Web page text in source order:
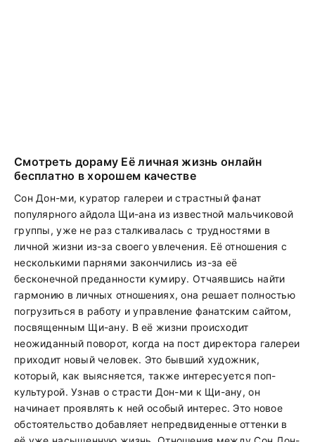
Смотреть дораму Её личная жизнь онлайн
бесплатно в хорошем качестве
Сон Дон-ми, куратор галереи и страстный фанат
популярного айдола Щи-ана из известной мальчиковой
группы, уже не раз сталкивалась с трудностями в
личной жизни из-за своего увлечения. Её отношения с
несколькими парнями закончились из-за её
бесконечной преданности кумиру. Отчаявшись найти
гармонию в личных отношениях, она решает полностью
погрузиться в работу и управление фанатским сайтом,
посвященным Щи-ану. В её жизни происходит
неожиданный поворот, когда на пост директора галереи
приходит новый человек. Это бывший художник,
который, как выясняется, также интересуется поп-
культурой. Узнав о страсти Дон-ми к Щи-ану, он
начинает проявлять к ней особый интерес. Это новое
обстоятельство добавляет непредвиденные оттенки в